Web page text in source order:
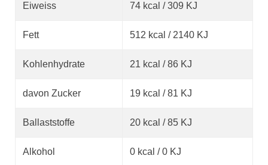
Eiweiss 74 kcal / 309 KJ
Fett 512 kcal / 2140 KJ
Kohlenhydrate 21 kcal / 86 KJ
davon Zucker 19 kcal / 81 KJ
Ballaststoffe 20 kcal / 85 KJ
Alkohol 0 kcal / 0 KJ